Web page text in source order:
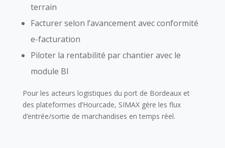
terrain
Facturer selon l’avancement avec conformité
e-facturation
Piloter la rentabilité par chantier avec le
module BI
Pour les acteurs logistiques du port de Bordeaux et
des plateformes d’Hourcade, SIMAX gère les flux
d’entrée/sortie de marchandises en temps réel.